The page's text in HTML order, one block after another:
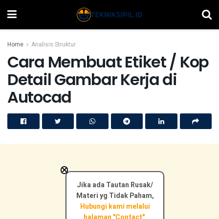
Home Analisis Struktur
Cara Membuat Etiket / Kop
Detail Gambar Kerja di
Autocad
Jika ada Tautan Rusak/
Materi yg Tidak Paham,
Hubungi kami melalui
×